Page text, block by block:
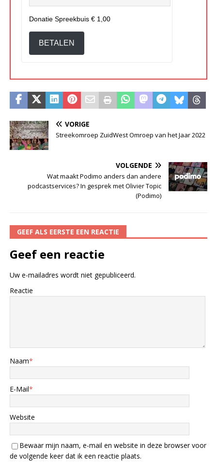
Donatie Spreekbuis € 1,00
BETALEN
VORIGE
Streekomroep ZuidWest Omroep van het Jaar 2022
VOLGENDE
Wat maakt Podimo anders dan andere
podcastservices? In gesprek met Olivier Topic
(Podimo)
GEEF ALS EERSTE EEN REACTIE
Geef een reactie
Uw e-mailadres wordt niet gepubliceerd.
Reactie
Naam*
E-Mail*
Website
Bewaar mijn naam, e-mail en website in deze browser voor
de volgende keer dat ik een reactie plaats.